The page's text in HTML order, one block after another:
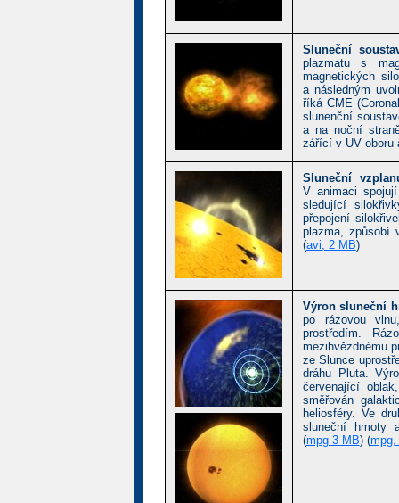
Sluneční
plazmatu s
magnetických
a následným
říká CME
slunenční
a na noční
zářící v UV oboru
Sluneční
V animaci
sledující
přepojení
plazma, způsobí
(avi, 2 MB)
Výron sluneční
po rázovou
prostředím.
mezihvězdnému
ze Slunce
dráhu Pluta.
červenající
směřován
heliosféry. Ve
sluneční hmoty
(mpg 3 MB) (mpg,